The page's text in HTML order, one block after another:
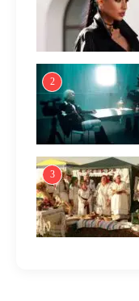
2
3